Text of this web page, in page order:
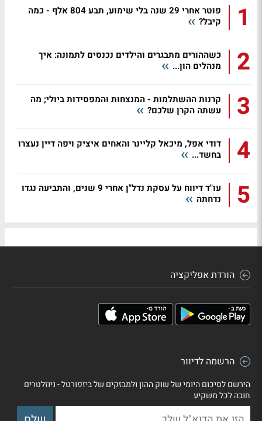
1
פוטר אחרי 29 שנה בלי שימוע, תבע 804 אלף - כמה
קיבל?
2
כשההורים מתבגרים והילדים נכנסים לתמונה: איך
מנהלים הון...
3
קרנות ההשתלמות - המנצחות והמפסידות ביולי; מה
עשתה הקרן שלכם?
4
דודי אפל, מיכאל קליינר והאחים איציק ויפה דיין נעצרו
בחשד...
5
עו"ד דיווח על עסקת נדל"ן אחרי 9 שנים, והתביעה נגדו
נדחתה
הורדת אפליקציה
הרשמה לדיוור
הירשם לסיכום היומי של שוק ההון ולמבזקים של ביזפורטל - ניוזלטרים
חובה לכל משקיע